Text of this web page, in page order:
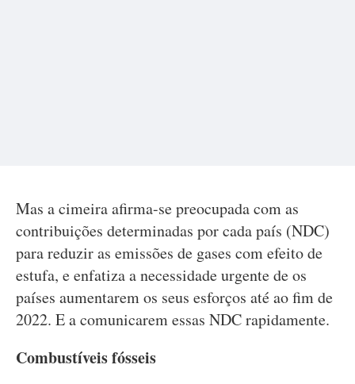
Mas a cimeira afirma-se preocupada com as
contribuições determinadas por cada país (NDC)
para reduzir as emissões de gases com efeito de
estufa, e enfatiza a necessidade urgente de os
países aumentarem os seus esforços até ao fim de
2022. E a comunicarem essas NDC rapidamente.
Combustíveis fósseis